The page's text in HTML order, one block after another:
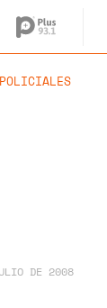
POLICIALES
DE 2008